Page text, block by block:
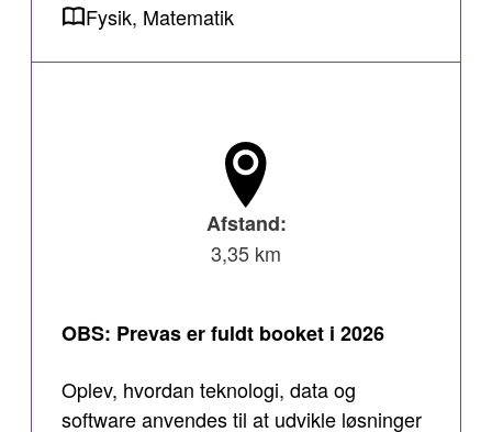
Fysik, Matematik
Afstand:
3,35 km
OBS: Prevas er fuldt booket i 2026
Oplev, hvordan teknologi, data og
software anvendes til at udvikle løsninger